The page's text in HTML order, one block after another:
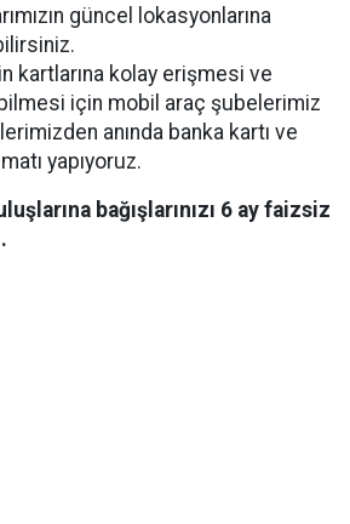
güncel lokasyonlarına
kartlarına kolay erişmesi ve
için mobil araç şubelerimiz
anında banka kartı ve
yapıyoruz.
bağışlarınızı 6 ay faizsiz